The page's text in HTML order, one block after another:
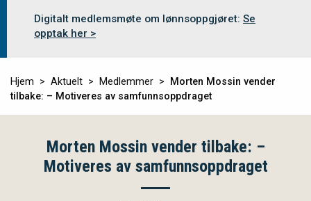
Digitalt medlemsmøte om lønnsoppgjøret: Se
opptak her >
Hjem Aktuelt Medlemmer
Morten Mossin vender
tilbake: – Motiveres av samfunnsoppdraget
Morten Mossin vender tilbake: –
Motiveres av samfunnsoppdraget